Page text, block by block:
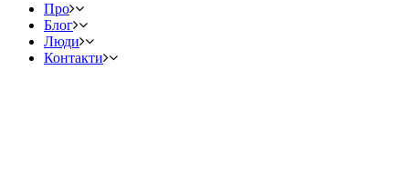
Про
Блог
Люди
Контакти